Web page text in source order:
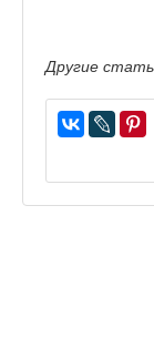
Другие